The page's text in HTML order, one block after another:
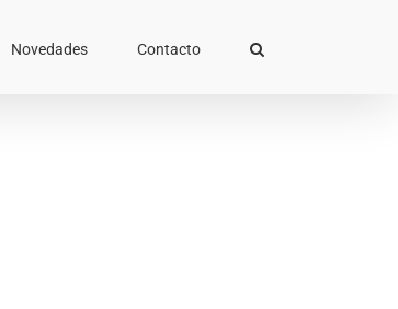
Novedades Contacto